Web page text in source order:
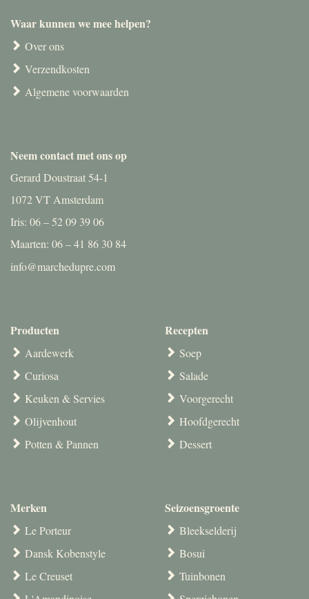
Waar kunnen we mee helpen?
Over ons
Verzendkosten
Algemene voorwaarden
Neem contact met ons op
Gerard Doustraat 54-1
1072 VT Amsterdam
Iris: 06 – 52 09 39 06
Maarten: 06 – 41 86 30 84
info@marchedupre.com
Producten
Aardewerk
Curiosa
Keuken & Servies
Olijvenhout
Potten & Pannen
Merken
Le Porteur
Dansk Kobenstyle
Le Creuset
Recepten
Soep
Salade
Voorgerecht
Hoofdgerecht
Dessert
Seizoensgroente
Bleekselderij
Bosui
Tuinbonen